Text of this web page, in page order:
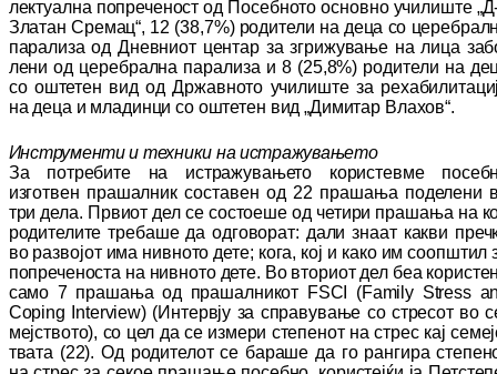
лек­туал­на попреченост од Посебното основно учи­лиш­те „Д
Златан Сремац“, 12 (38,7%) ро­ди­те­ли на деца со
парализа од Днев­ниот центар за згрижување на лица
ле­ни од церебрална парализа и 8 (25,8%) ро­ди­тели на
со оштетен вид од Др­жав­но­то училиште за
на деца и мла­динцисо оштетен вид „Димитар Вла­хов“.
Инструменти и техники на истражувањето
За потребите на истражувањето користевме по
изготвен прашалник составен од 22 пра­шања поделени
три дела. Првиот дел се состоеше од четири прашања на
ро­ди­те­ли­те требаше да одговорат: дали знаат как­ви преч
во развојот има нивното дете; кога, кој и како им соопштил
по­пре­че­нос­та на нивн­ото дете. Во вториот дел беа
само 7 прашања од прашалникот FSCI (Family Stress
Coping Interview) (Ин­тер­вј­у за справување со стресот во
меј­ство­то), со цел да се измери степенот на стрес кај се
твата (22).Од родителот се ба­ра­ше да го ран­гира